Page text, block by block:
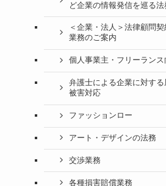
ど企業の情報発信を巡る法
＜企業・法人＞法律顧問
業務のご案内
個人事業主・フリーラン
弁護士による企業に対す
被害対応
ファッションロー
アート・デザインの法務
交渉業務
各種損害賠償業務